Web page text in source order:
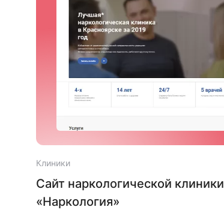
Клиники
Сайт наркологической клиники
«Наркология»